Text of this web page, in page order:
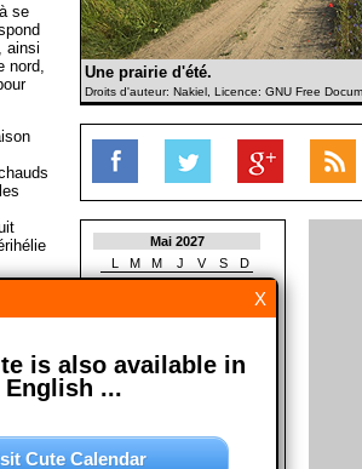
se
ainsi
nord,
le
Sur
une
Une prairie d'été.
Droits d'auteur: Nakiel, Licence: GNU Free
Mai 2027
L
M M J V S
D
1
2
10 11 12 13 14 15 16
24 25 26 27 28 29 30
L
M M J V S
1
X
is also available in
English ...
Cute Calendar